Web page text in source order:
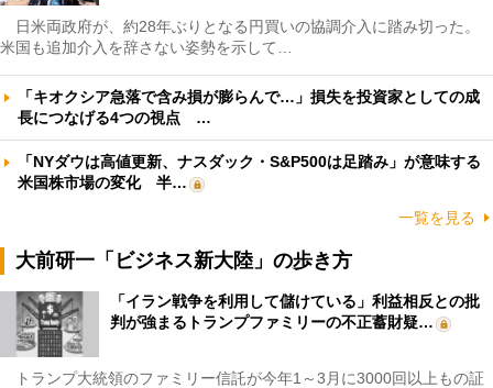
日米両政府が、約28年ぶりとなる円買いの協調介入に踏み切った。
米国も追加介入を辞さない姿勢を示して…
「キオクシア急落で含み損が膨らんで…」損失を投資家としての成
長につなげる4つの視点 …
「NYダウは高値更新、ナスダック・S&P500は足踏み」が意味する
米国株市場の変化 半…
一覧を見る
大前研一「ビジネス新大陸」の歩き方
「イラン戦争を利用して儲けている」利益相反との批
判が強まるトランプファミリーの不正蓄財疑…
トランプ大統領のファミリー信託が今年1～3月に3000回以上もの証